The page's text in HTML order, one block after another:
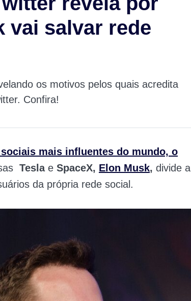
vai salvar rede
os motivos pelos quais acredita
Confira!
mais influentes do mundo, o
Teslae SpaceX, Elon Musk, divide a
da própria rede social.